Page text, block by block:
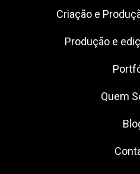
Criação e
Produção e
Quem